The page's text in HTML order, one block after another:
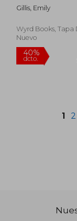
Recipes, Herbal
Wisdom, &
Gillis, Emily
Wyrd Books, Tapa
Nuevo
1 2